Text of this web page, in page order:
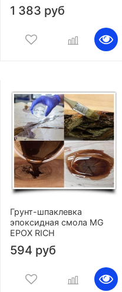
1 383 руб
Грунт-шпаклевка
эпоксидная смола MG
EPOX RICH
594 руб